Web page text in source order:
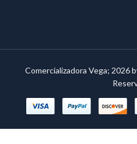
Comercializadora Vega; 2026